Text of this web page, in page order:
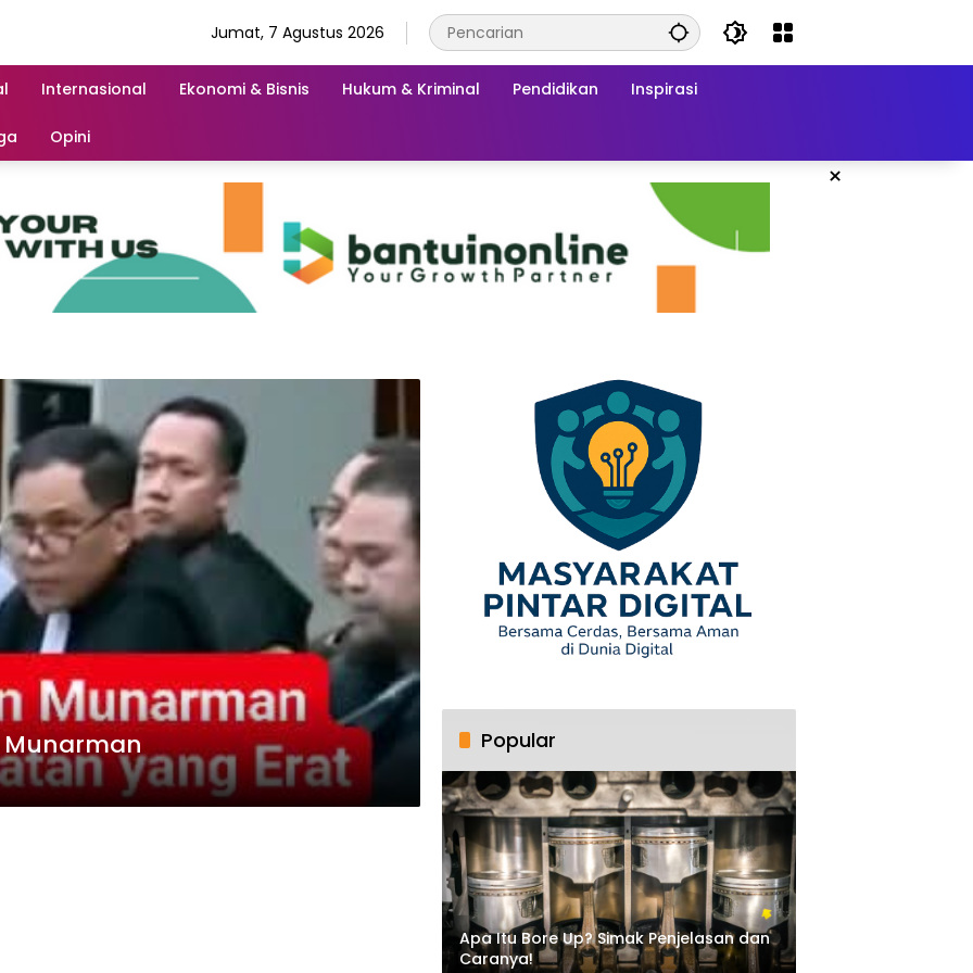
Jumat, 7 Agustus 2026
Internasional Ekonomi & Bisnis Hukum & Kriminal Pendidikan Inspirasi
Opini
×
Munarman Popular
Apa Itu Bore Up? Simak Penjelasan dan
Caranya!